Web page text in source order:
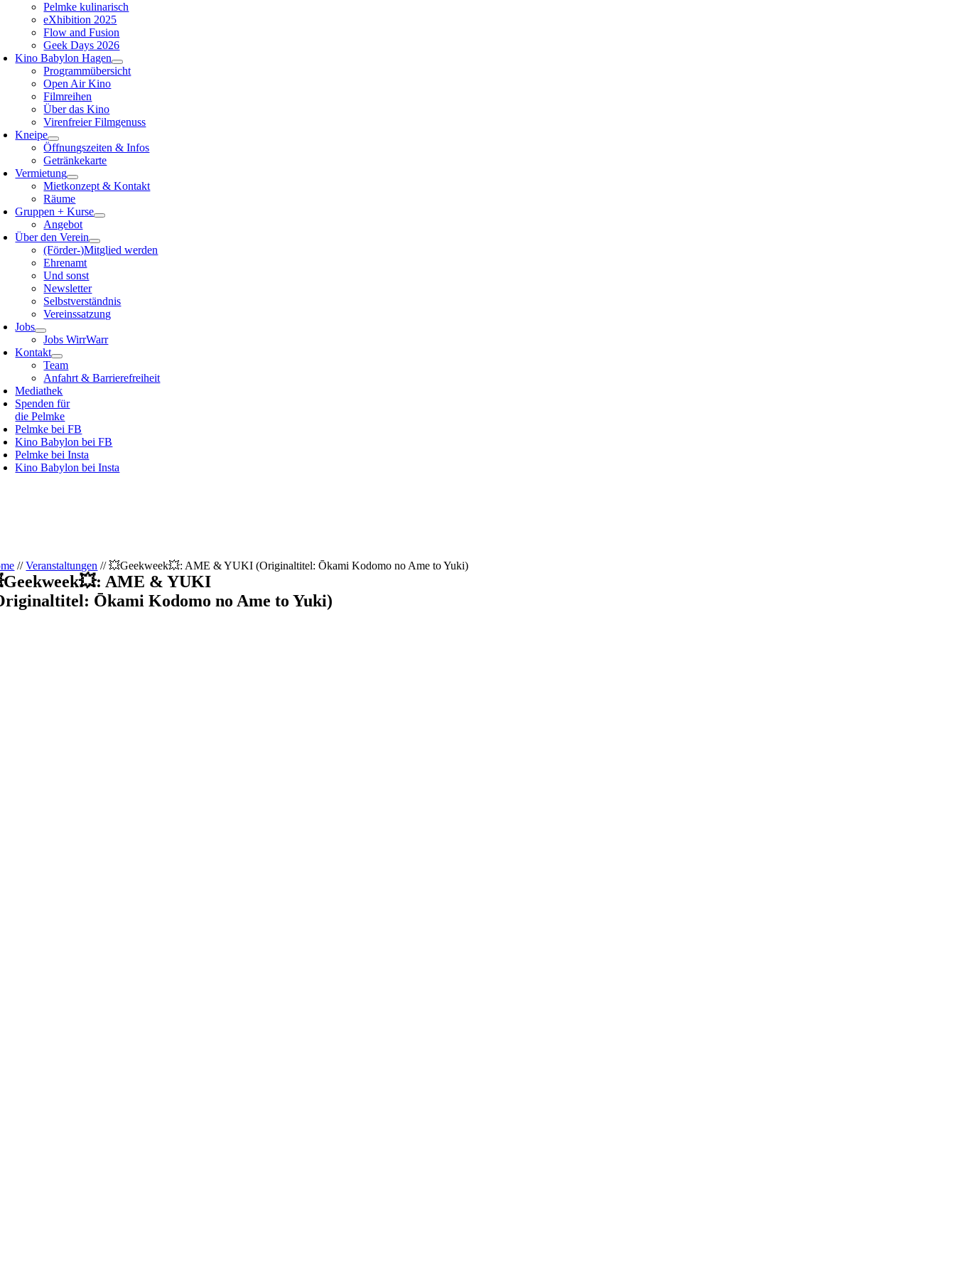
Pelmke kulinarisch
eXhibition 2025
Flow and Fusion
Geek Days 2026
Kino Babylon Hagen
Programmübersicht
Open Air Kino
Filmreihen
Über das Kino
Virenfreier Filmgenuss
Kneipe
Öffnungszeiten & Infos
Getränkekarte
Vermietung
Mietkonzept & Kontakt
Räume
Gruppen + Kurse
Angebot
Über den Verein
(Förder-)Mitglied werden
Ehrenamt
Und sonst
Newsletter
Selbstverständnis
Vereinssatzung
Jobs
Jobs WirrWarr
Kontakt
Team
Anfahrt & Barrierefreiheit
Mediathek
Spenden für
die Pelmke
Pelmke bei FB
Kino Babylon bei FB
Pelmke bei Insta
Kino Babylon bei Insta
//Veranstaltungen //💥Geekweek💥: AME & YUKI (Originaltitel: Ōkami Kodomo no Ame to Yuki)
AME & YUKI
Ōkami Kodomo no Ame to Yuki)